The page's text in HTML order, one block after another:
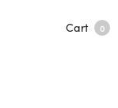
Cart 0